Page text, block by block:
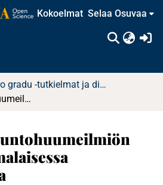
Kokoelmat Selaa Osuvaa
Pro gradu -tutkielmat ja diplomityöt
Alfa-PVP-muuntohuumeilmiön käsittely suomalaisessa uutismediassa